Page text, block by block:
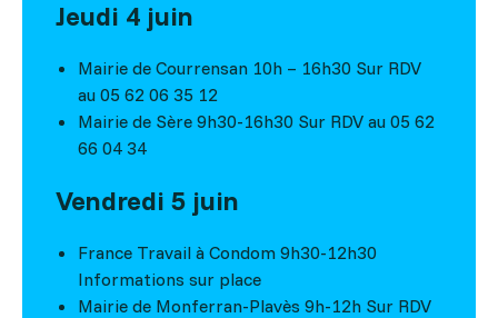
Jeudi 4 juin
Mairie de Courrensan 10h – 16h30 Sur RDV
au 05 62 06 35 12
Mairie de Sère 9h30-16h30 Sur RDV au 05 62
66 04 34
Vendredi 5 juin
France Travail à Condom 9h30-12h30
Informations sur place
Mairie de Monferran-Plavès 9h-12h Sur RDV